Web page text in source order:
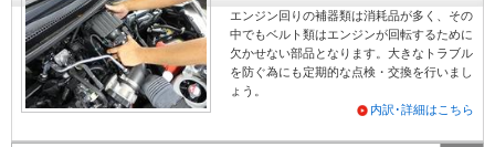
エンジン回りの補器類は消耗品が多く、その
中でもベルト類はエンジンが回転するために
欠かせない部品となります。大きなトラブル
を防ぐ為にも定期的な点検・交換を行いまし
ょう。
内訳･詳細はこちら